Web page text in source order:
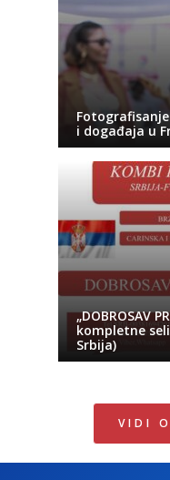
i događaja u
„DOBROSAV
kompletne
Srbija)
VIDI